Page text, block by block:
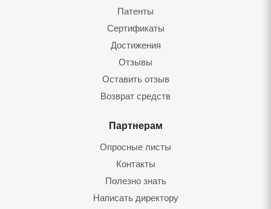
Патенты
Сертификаты
Достижения
Отзывы
Оставить отзыв
Возврат средств
Партнерам
Опросные листы
Контакты
Полезно знать
Написать директору